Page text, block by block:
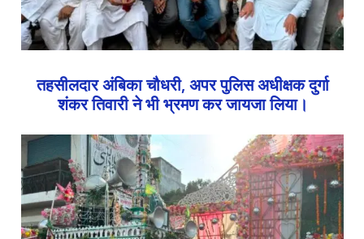
तहसीलदार अंबिका चौधरी, अपर पुलिस अधीक्षक दुर्गा
शंकर तिवारी ने भी भ्रमण कर जायजा लिया।